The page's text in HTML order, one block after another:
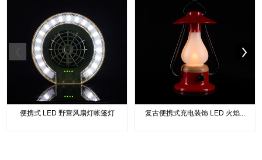
便携式 LED 野营风扇灯帐篷灯 复古便携式充电装饰 LED 火焰...